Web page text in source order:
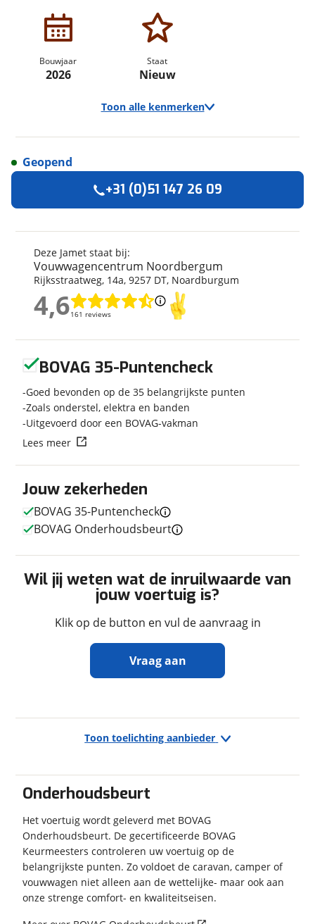
Bouwjaar
2026
Staat
Nieuw
Toon alle kenmerken
Merk
Jamet
Model
Jametic Outdoor
Bouwjaar
Modeljaar
2026
Carrosserievorm
Vouwwagen
Soort voertuig
Vouwwagen
Afmetingen en gewicht
Hoogte
1,08 m
Breedte
Maximaal toelaatbaar
gewicht
In- en exterieur
Aantal slaapplaatsen 4
Voormalig verhuurvoertuig Nee
Prijs
€ 9.395,-
BTW/marge
BTW
Onderhoudsbeurt
Het voertuig wordt geleverd met BOVAG
Onderhoudsbeurt. De gecertificeerde BOVAG
Keurmeesters controleren uw voertuig op de
belangrijkste punten. Zo voldoet de caravan, camper of
vouwwagen niet alleen aan de wettelijke- maar ook aan
onze strenge comfort- en kwaliteitseisen.
Toon toelichting aanbieder
Deze Jamet staat bij:
Vouwwagencentrum Noordbergum
Rijksstraatweg, 14a, 9257 DT, Noardburgum
4,6161 reviews
4,6
Geopend
+31 (0)51 147 26 09
Jouw zekerheden
BOVAG 35-Puntencheck
BOVAG Onderhoudsbeurt
Wil jij weten wat de inruilwaarde van
jouw voertuig is?
Klik op de button en vul de aanvraag in
Vraag aan
Ontvang gratis jouw
snel contact met je op om jouw inruilwaarde te
bepalen.
Jouw kampeervoertuig
Kies je voertuig:
Camper
Caravan
Vouwwagen
BOVAG 35-Puntencheck
Goed bevonden op de 35 belangrijkste punten
Zoals onderstel, elektra en banden
Uitgevoerd door een BOVAG-vakman
Lees meer